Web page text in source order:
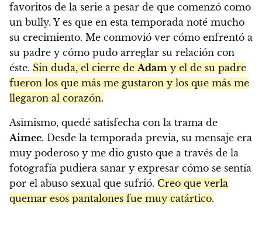
favoritos de la serie a pesar de que comenzó como
un bully. Y es que en esta temporada noté mucho
su crecimiento. Me conmovió ver cómo enfrentó a
su padre y cómo pudo arreglar su relación con
éste. Sin duda, el cierre de Adam y el de su padre
fueron los que más me gustaron y los que más me
llegaron al corazón.
Asimismo, quedé satisfecha con la trama de
Aimee. Desde la temporada previa, su mensaje era
muy poderoso y me dio gusto que a través de la
fotografía pudiera sanar y expresar cómo se sentía
por el abuso sexual que sufrió. Creo que verla
quemar esos pantalones fue muy catártico.